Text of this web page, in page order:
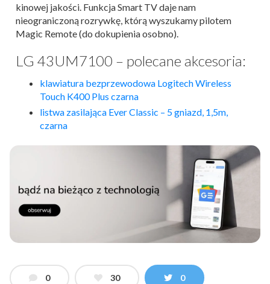
kinowej jakości. Funkcja Smart TV daje nam
nieograniczoną rozrywkę, którą wyszukamy pilotem
Magic Remote (do dokupienia osobno).
LG 43UM7100 – polecane akcesoria:
klawiatura bezprzewodowa Logitech Wireless
Touch K400 Plus czarna
listwa zasilająca Ever Classic – 5 gniazd, 1,5m,
czarna
0 30 0